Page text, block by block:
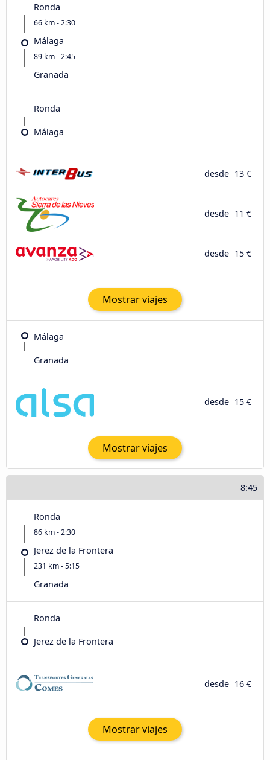
Ronda
66 km - 2:30
Málaga
89 km - 2:45
Granada
Ronda
Málaga
desde 13 €
desde 11 €
desde 15 €
Mostrar viajes
Málaga
Granada
desde 15 €
Mostrar viajes
8:45
Ronda
86 km - 2:30
Jerez de la Frontera
231 km - 5:15
Granada
Ronda
Jerez de la Frontera
desde 16 €
Mostrar viajes